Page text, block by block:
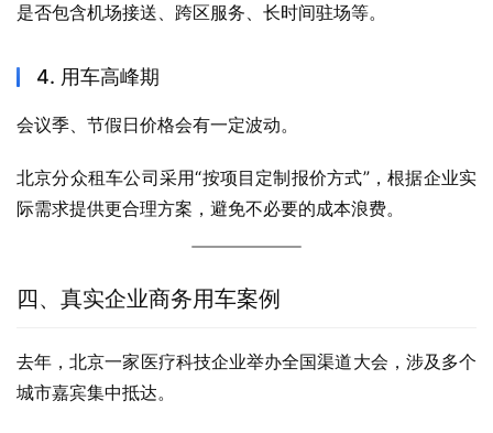
是否包含机场接送、跨区服务、长时间驻场等。
4. 用车高峰期
会议季、节假日价格会有一定波动。
北京分众租车公司采用“按项目定制报价方式”，根据企业实
际需求提供更合理方案，避免不必要的成本浪费。
四、真实企业商务用车案例
去年，北京一家医疗科技企业举办全国渠道大会，涉及多个
城市嘉宾集中抵达。